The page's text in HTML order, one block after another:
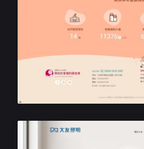
民生機構RWD響
樂扶基